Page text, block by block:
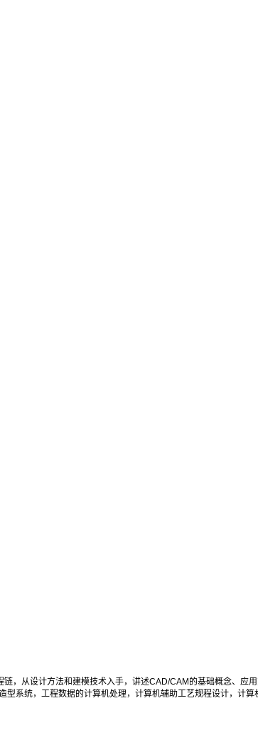
，从设计方法和建模技术入手，讲述CAD/CAM的基础概念、应
系统，工程数据的计算机处理，计算机辅助工艺规程设计，计算